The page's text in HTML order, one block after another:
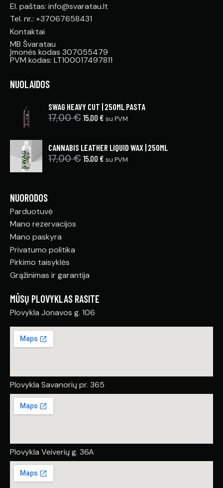
El. paštas: info@svaratau.lt
Tel. nr.: +37067658431
Kontaktai
MB Švaratau
Įmonės kodas 307055479
PVM kodas: LT100017497811
NUOLAIDOS
SWAG HEAVY CUT | 250ML PASTA
17,00€ 15,00 € su PVM
CANNABIS LEATHER LIQUID WAX | 250ML
17,00€ 15,00 € su PVM
NUORODOS
Parduotuvė
Mano rezervacijos
Mano paskyra
Privatumo politika
Pirkimo taisyklės
Grąžinimas ir garantija
MŪSŲ PLOVYKLAS RASITE
Plovykla Jonavos g. 106
Plovykla Savanorių pr. 365
Plovykla Veiverių g. 36A